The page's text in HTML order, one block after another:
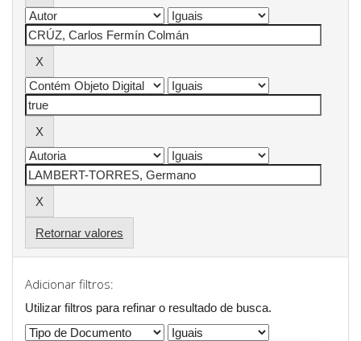
Retornar valores
Adicionar filtros:
Utilizar filtros para refinar o resultado de busca.